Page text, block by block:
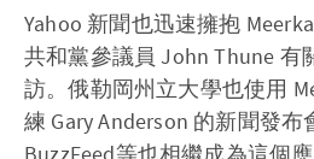
Yahoo 新聞也迅速擁抱
共和黨參議員 John Thune 有
訪。俄勒岡州立大學也使用
練 Gary Anderson 的新聞發布